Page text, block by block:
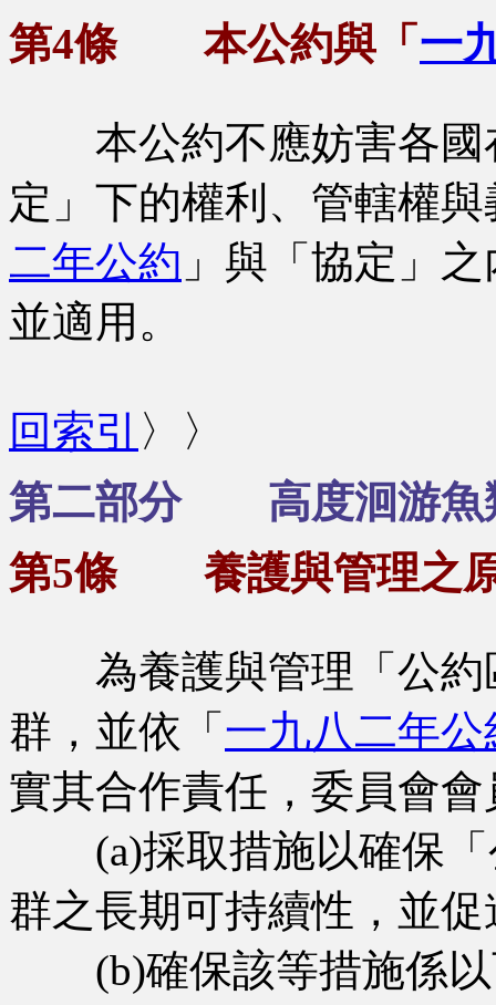
第4條 本公約與「 一
本公約不應妨害各國
定」下的權利、管轄權
二年公約 」與「協定」
並適用。
回索引 〉〉
第二部分 高度洄游魚
第5條 養護與管理之
為養護與管理「公約
群，並依「 一九八二年公
實其合作責任，委員會會
(a)採取措施以確保「
群之長期可持續性，並
(b)確保該等措施係以